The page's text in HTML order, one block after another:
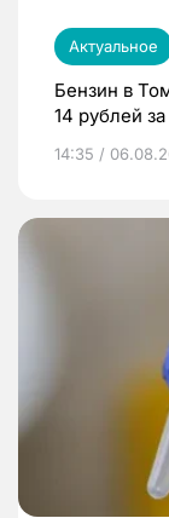
Актуальное
Бензин в
14 рублей
14:35 /